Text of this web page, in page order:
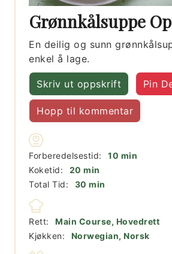
Grønnkålsuppe
En deilig og sunn
enkel å lage.
Skriv ut oppskrift Pin
Hopp til kommentar
Forberedelsestid: 10 minutter
min
Koketid:
20 minutter
min
Total Tid:
30 minutter
min
Rett:
Main Course, Hovedrett
Kjøkken:
Norwegian, Norsk